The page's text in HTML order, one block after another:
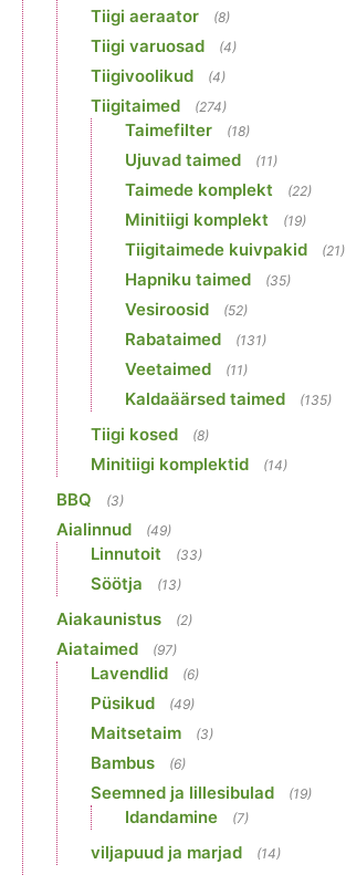
Tiigi aeraator (8)
Tiigi varuosad (4)
Tiigivoolikud (4)
Tiigitaimed (274)
Taimefilter (18)
Ujuvad taimed (11)
Taimede komplekt (22)
Minitiigi komplekt (19)
Tiigitaimede kuivpakid (21)
Hapniku taimed (35)
Vesiroosid (52)
Rabataimed (131)
Veetaimed (11)
Kaldaäärsed taimed (135)
Tiigi kosed (8)
Minitiigi komplektid (14)
BBQ (3)
Aialinnud (49)
Linnutoit (33)
Söötja (13)
Aiakaunistus (2)
Aiataimed (97)
Lavendlid (6)
Püsikud (49)
Maitsetaim (3)
Bambus (6)
Seemned ja lillesibulad (19)
Idandamine (7)
viljapuud ja marjad (14)